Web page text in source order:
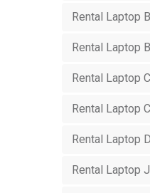
Rental Laptop
Rental Laptop
Rental Laptop
Rental Laptop
Rental Laptop
Rental Laptop